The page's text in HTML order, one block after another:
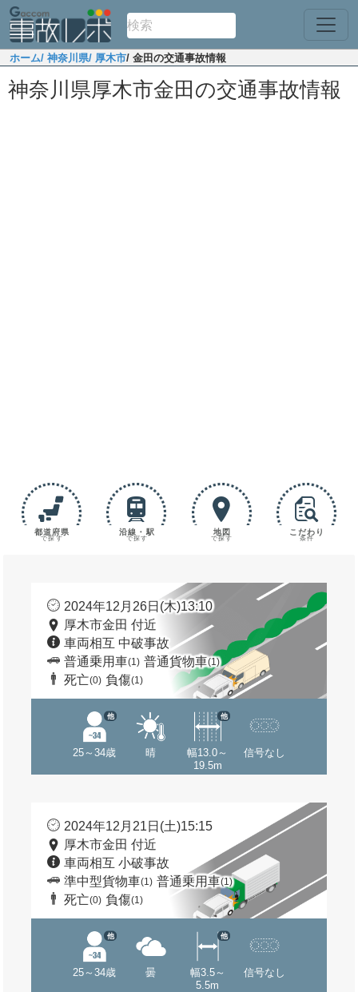
ホーム/ 神奈川県/ 厚木市/ 金田の交通事故情報
神奈川県厚木市金田の交通事故情報
都道府県
で探す
沿線・駅
で探す
地図
で探す
こだわり
条件
2024年12月26日(木)13:10
厚木市金田 付近
車両相互 中破事故
普通乗用車(1) 普通貨物車(1)
死亡(0) 負傷(1)
25～34歳
他
晴
幅13.0～
19.5m
他
信号なし
2024年12月21日(土)15:15
厚木市金田 付近
車両相互 小破事故
準中型貨物車(1) 普通乗用車(1)
死亡(0) 負傷(1)
25～34歳
他
曇
幅3.5～
5.5m
他
信号なし